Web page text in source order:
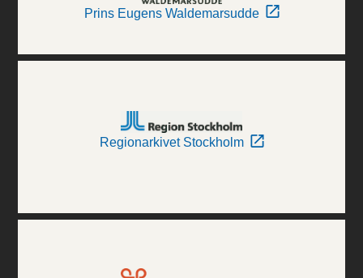
Prins Eugens Waldemarsudde
Regionarkivet Stockholm